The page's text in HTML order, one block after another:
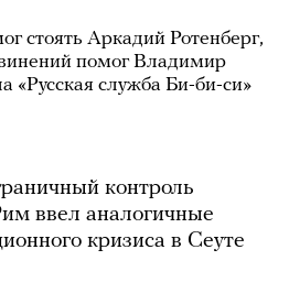
стоять Аркадий Ротенберг,
помог Владимир
«Русская служба Би-би-си»
контроль
ввел аналогичные
кризиса в Сеуте